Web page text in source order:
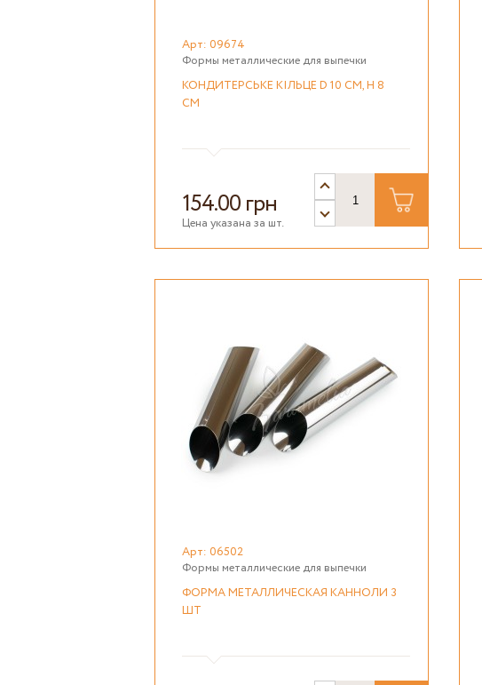
Арт: 09674
Формы металлические для выпечки
КОНДИТЕРСЬКЕ КІЛЬЦЕ D 10 СМ, H 8
СМ
154.00 грн
Цена указана за шт.
Арт: 06502
Формы металлические для выпечки
ФОРМА МЕТАЛЛИЧЕСКАЯ КАННОЛИ 3
ШТ